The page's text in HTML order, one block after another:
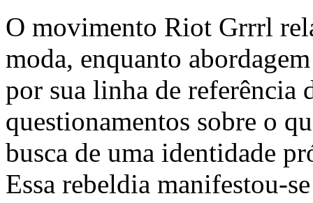
O movimento Riot Grrrl
moda, enquanto
por sua linha de referência
questionamentos sobre o
busca de uma identidade
Essa rebeldia manifestou-